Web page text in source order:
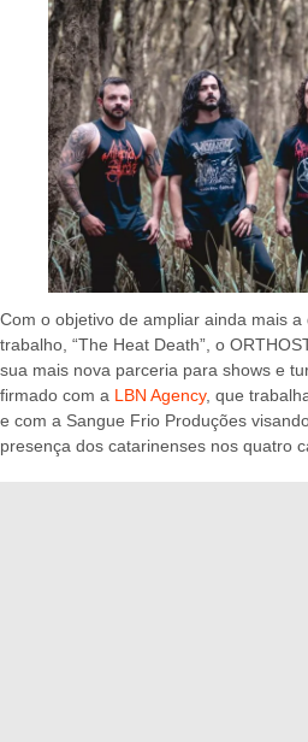
Com o objetivo de ampliar ainda mais a
trabalho, “The Heat Death”, o
sua mais nova parceria para shows e
firmado com a LBN Agency, que
e com a Sangue Frio Produções
presença dos catarinenses nos quatro